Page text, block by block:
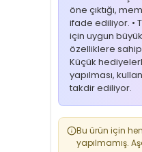
öne çıktığı,
ifade ediliyor. •
için uygun
özelliklere
Küçük
yapılması,
takdir ediliyor.
Bu ürün için
yapılmamış.